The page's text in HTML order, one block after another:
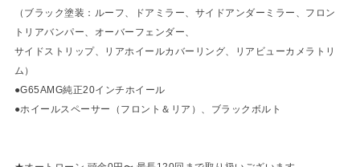
（ブラック塗装：ルーフ、ドアミラー、サイドアンダーミラー、フロン
トリアバンパー、オーバーフェンダー、
サイドストリップ、リアホイールカバーリング、リアビューカメラトリ
ム）
●G65AMG純正20インチホイール
●ホイールスペーサー（フロント＆リア）、ブラックボルト